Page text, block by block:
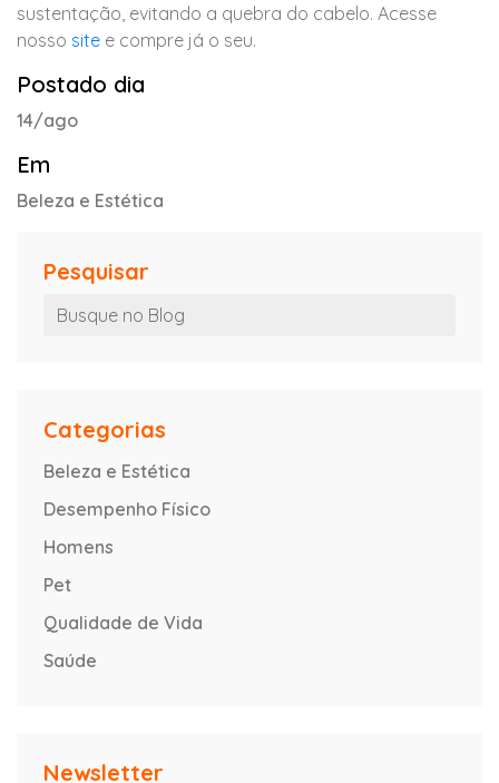
Postado dia
14/ago
Em
Beleza e Estética
sustentação, evitando a quebra do cabelo. Acesse
nosso site e compre já o seu.
Pesquisar
Categorias
Beleza e Estética
Desempenho Físico
Homens
Pet
Qualidade de Vida
Saúde
Newsletter